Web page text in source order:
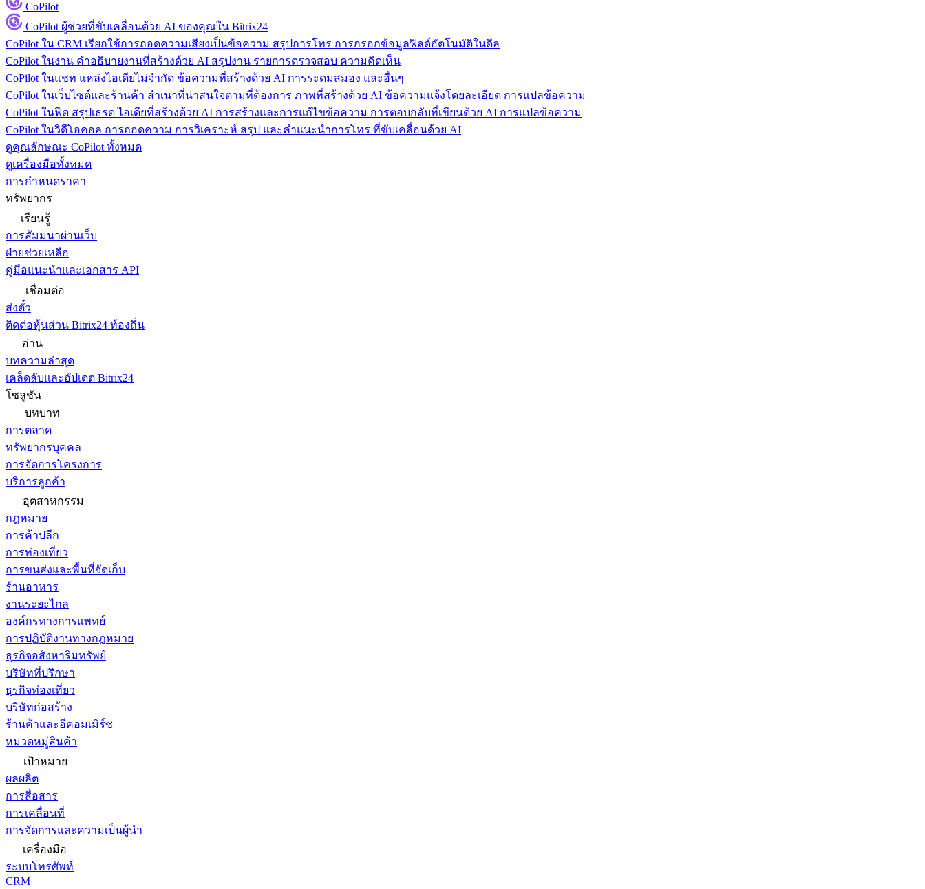
CoPilot
CoPilot ผู้ช่วยที่ขับเคลื่อนด้วย AI ของคุณใน Bitrix24
CoPilot ใน CRM เรียกใช้การถอดความเสียงเป็นข้อความ สรุปการโทร การกรอกข้อมูลฟิลด์อัตโนมัติในดีล
CoPilot ในงาน คำอธิบายงานที่สร้างด้วย AI สรุปงาน รายการตรวจสอบ ความคิดเห็น
CoPilot ในแชท แหล่งไอเดียไม่จำกัด ข้อความที่สร้างด้วย AI การระดมสมอง และอื่นๆ
CoPilot ในเว็บไซต์และร้านค้า สำเนาที่น่าสนใจตามที่ต้องการ ภาพที่สร้างด้วย AI ข้อความแจ้งโดยละเอียด การแปลข้อความ
CoPilot ในฟีด สรุปเธรด ไอเดียที่สร้างด้วย AI การสร้างและการแก้ไขข้อความ การตอบกลับที่เขียนด้วย AI การแปลข้อความ
CoPilot ในวิดีโอคอล การถอดความ การวิเคราะห์ สรุป และคำแนะนำการโทร ที่ขับเคลื่อนด้วย AI
ดูคุณลักษณะ CoPilot ทั้งหมด
ดูเครื่องมือทั้งหมด
การกำหนดราคา
ทรัพยากร
เรียนรู้
การสัมมนาผ่านเว็บ
ฝ่ายช่วยเหลือ
คู่มือแนะนำและเอกสาร API
เชื่อมต่อ
ส่งตั๋ว
ติดต่อหุ้นส่วน Bitrix24 ท้องถิ่น
อ่าน
บทความล่าสุด
เคล็ดลับและอัปเดต Bitrix24
โซลูชัน
บทบาท
การตลาด
ทรัพยากรบุคคล
การจัดการโครงการ
บริการลูกค้า
อุตสาหกรรม
กฎหมาย
การค้าปลีก
การท่องเที่ยว
การขนส่งและพื้นที่จัดเก็บ
ร้านอาหาร
งานระยะไกล
องค์กรทางการแพทย์
การปฏิบัติงานทางกฎหมาย
ธุรกิจอสังหาริมทรัพย์
บริษัทที่ปรึกษา
ธุรกิจท่องเที่ยว
บริษัทก่อสร้าง
ร้านค้าและอีคอมเมิร์ซ
หมวดหมู่สินค้า
เป้าหมาย
ผลผลิต
การสื่อสาร
การเคลื่อนที่
การจัดการและความเป็นผู้นำ
เครื่องมือ
ระบบโทรศัพท์
CRM